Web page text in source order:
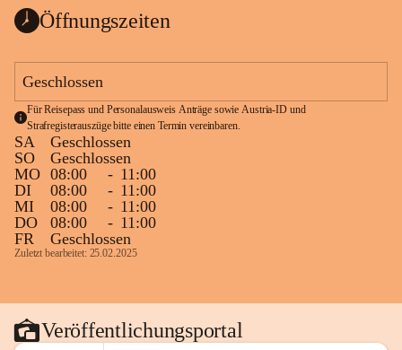
Öffnungszeiten
Geschlossen
Für Reisepass und Personalausweis Anträge sowie Austria-ID und
Strafregisterauszüge bitte einen Termin vereinbaren.
SA
Geschlossen
SO
Geschlossen
MO 08:00 - 11:00
DI
08:00 - 11:00
MI
08:00 - 11:00
DO
08:00 - 11:00
FR
Geschlossen
Zuletzt bearbeitet: 25.02.2025
Veröffentlichungsportal